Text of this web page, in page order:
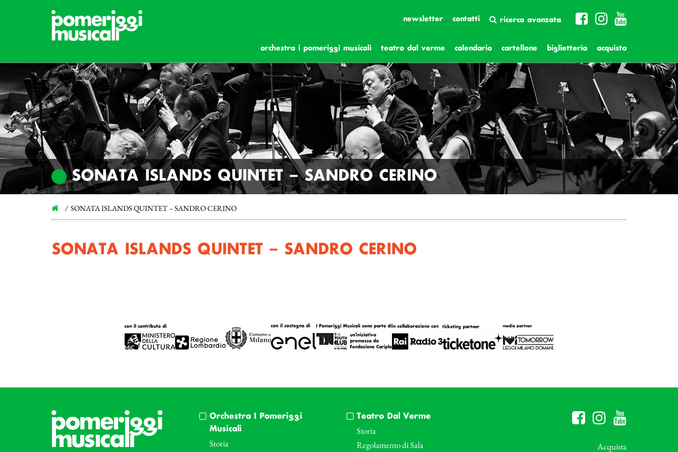
newsletter contatti ricerca avanzata
orchestra i pomeriggi musicali teatro dal verme calendario cartellone biglietteria acquista
SONATA ISLANDS QUINTET – SANDRO CERINO
SONATA ISLANDS QUINTET – SANDRO CERINO
SONATA ISLANDS QUINTET – SANDRO CERINO
Orchestra I Pomeriggi
Musicali
Storia
Teatro Dal Verme
Storia
Regolamento di Sala
Acquista